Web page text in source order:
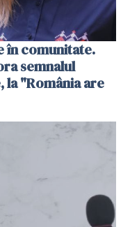
în comunitate.
semnalul
la "România are